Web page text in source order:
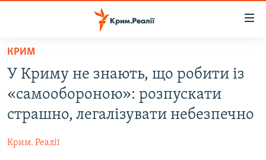
Перейти
основного
матеріалу
до
основної
навігації
ВОДА.КРИМ
ВІДЕО ТА ФОТО
БЛОГИ
КРИМ
У Криму не знають, що робити із
«самообороною»: розпускати
страшно, легалізувати небезпечно
Крим. Реалії